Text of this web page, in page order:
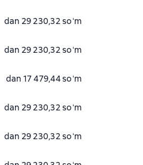
dan 29 230,32 soʻm
dan 29 230,32 soʻm
dan 17 479,44 soʻm
dan 29 230,32 soʻm
dan 29 230,32 soʻm